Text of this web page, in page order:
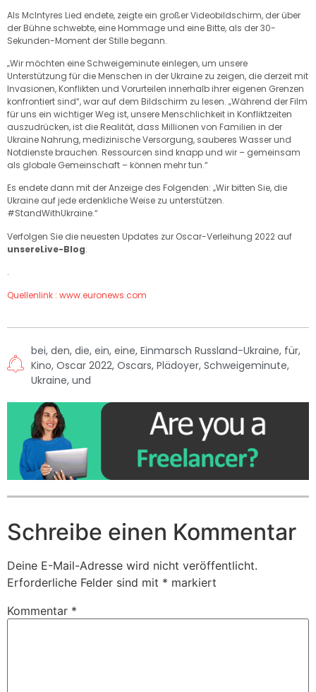
Als McIntyres Lied endete, zeigte ein großer Videobildschirm, der über
der Bühne schwebte, eine Hommage und eine Bitte, als der 30-
Sekunden-Moment der Stille begann.
„Wir möchten eine Schweigeminute einlegen, um unsere
Unterstützung für die Menschen in der Ukraine zu zeigen, die derzeit mit
Invasionen, Konflikten und Vorurteilen innerhalb ihrer eigenen Grenzen
konfrontiert sind“, war auf dem Bildschirm zu lesen. „Während der Film
für uns ein wichtiger Weg ist, unsere Menschlichkeit in Konfliktzeiten
auszudrücken, ist die Realität, dass Millionen von Familien in der
Ukraine Nahrung, medizinische Versorgung, sauberes Wasser und
Notdienste brauchen. Ressourcen sind knapp und wir – gemeinsam
als globale Gemeinschaft – können mehr tun.“
Es endete dann mit der Anzeige des Folgenden: „Wir bitten Sie, die
Ukraine auf jede erdenkliche Weise zu unterstützen.
#StandWithUkraine.“
Verfolgen Sie die neuesten Updates zur Oscar-Verleihung 2022 auf
unsereLive-Blog.
.
Quellenlink : www.euronews.com
bei, den, die, ein, eine, Einmarsch Russland-Ukraine, für,
Kino, Oscar 2022, Oscars, Plädoyer, Schweigeminute,
Ukraine, und
Schreibe einen Kommentar
Deine E-Mail-Adresse wird nicht veröffentlicht.
Erforderliche Felder sind mit * markiert
Kommentar *